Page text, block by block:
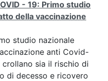
- 19: Primo studio
della vaccinazione
studio nazionale
anti Covid-
sia il rischio di
di decesso e ricovero